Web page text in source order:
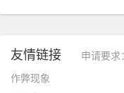
友情链接
申请要求
作弊现象